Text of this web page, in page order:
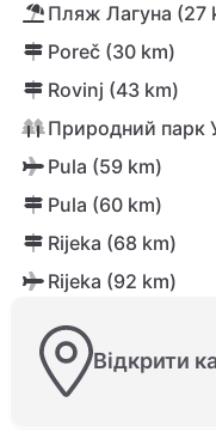
Пляж Лагуна (27
Poreč (30 km)
Rovinj (43 km)
Природний парк
Pula (59 km)
Pula (60 km)
Rijeka (68 km)
Rijeka (92 km)
Відкрити